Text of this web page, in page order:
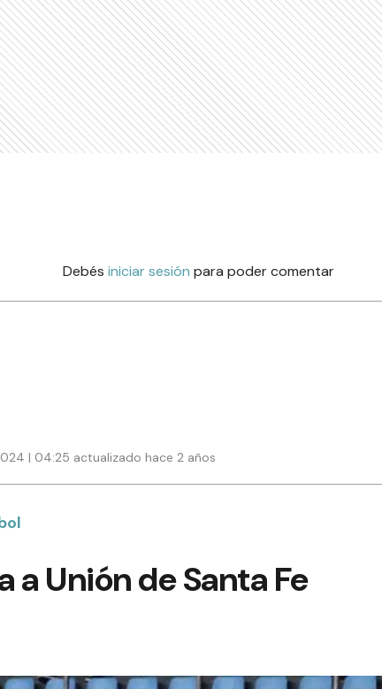
Debés iniciar sesión para poder comentar
| 04:25 actualizado hace 2 años
a Unión de Santa Fe